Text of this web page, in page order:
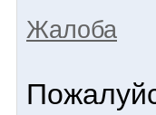
Жалоба